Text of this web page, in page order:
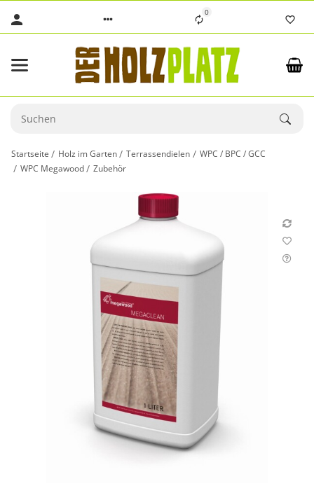
0
Startseite Holz im Garten Terrassendielen
WPC / BPC / GCC
WPC Megawood
Zubehör